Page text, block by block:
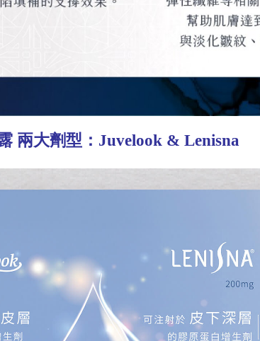
兩大劑型：Juvelook & Lenisna